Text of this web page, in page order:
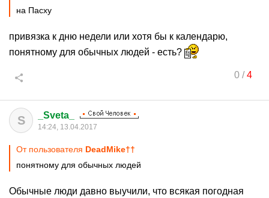
на Пасху
привязка к дню недели или хотя бы к календарю,
понятному для обычных людей - есть?
0/4
S _Sveta_
14:24, 13.04.2017
От пользователя DeadMike††
понятному для обычных людей
Обычные люди давно выучили, что всякая погодная